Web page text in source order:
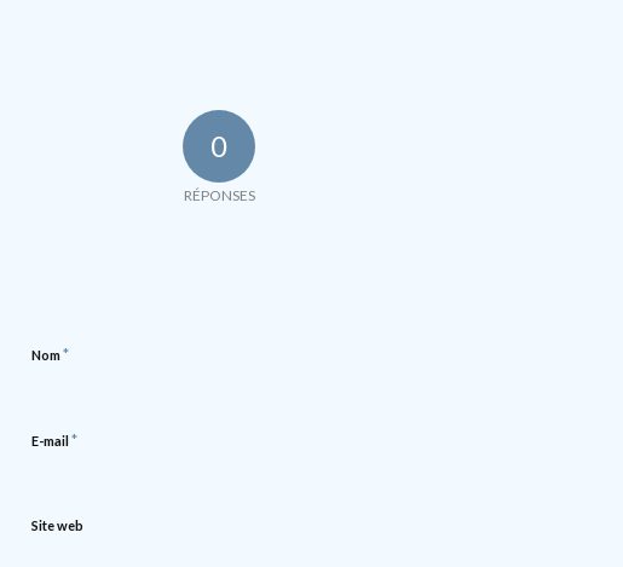
0
RÉPONSES
Nom*
E-mail *
Site web